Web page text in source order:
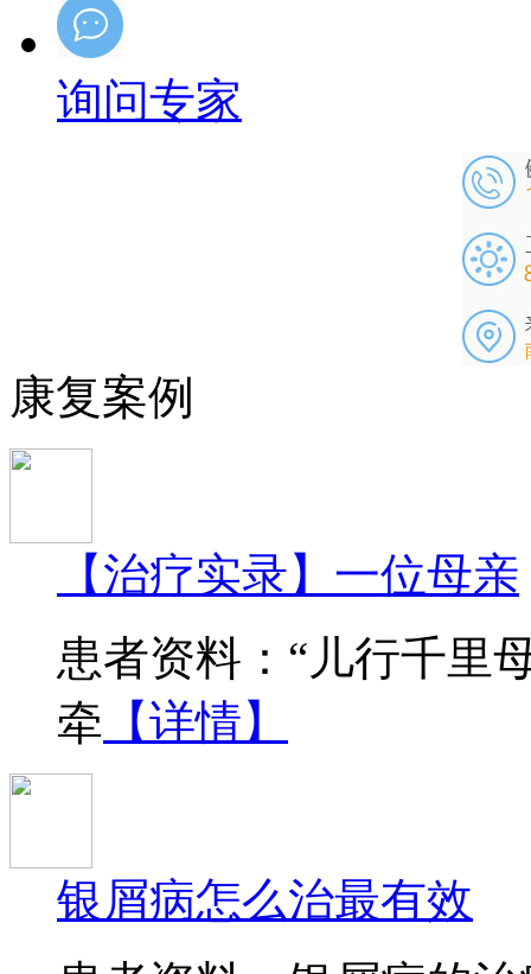
询问专家
康复案例
【治疗实录】一位母亲
患者资料：“儿行千里
牵 【详情】
银屑病怎么治最有效